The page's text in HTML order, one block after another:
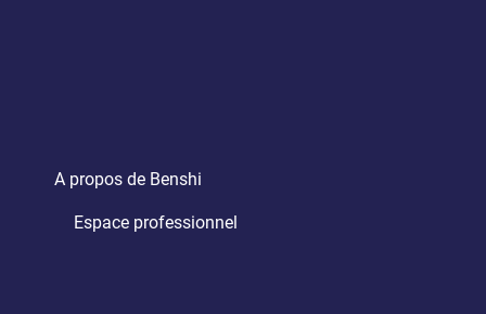
A propos de Benshi
Espace professionnel